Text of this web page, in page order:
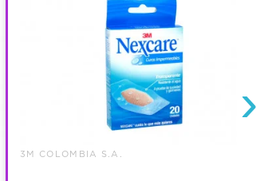
3M COLOMBIA S.A.
›